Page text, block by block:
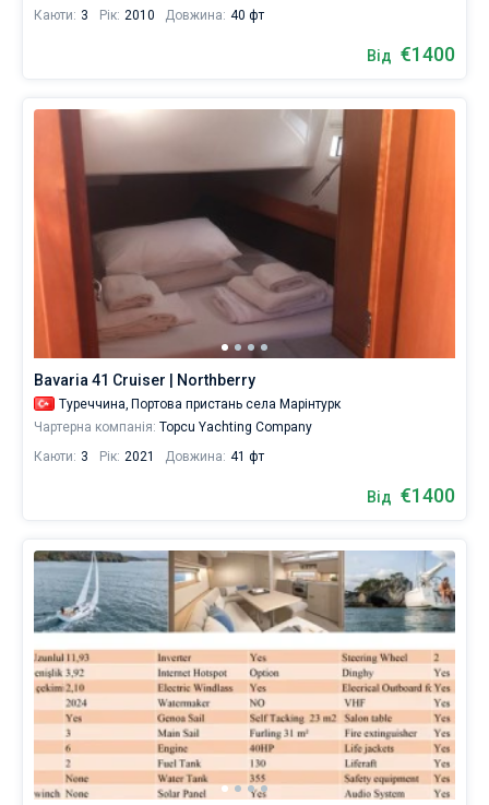
Поруч
села
Марінтурк
Скопеа
Марина
Д-
Каюти: 3 Рік: 2010 Довжина: 40 фт
Від €1400
Bavaria 41 Cruiser | Northberry
Туреччина, Портова пристань села Марінтурк
Чартерна компанія: Topcu Yachting Company
Каюти: 3 Рік: 2021 Довжина: 41 фт
Від €1400